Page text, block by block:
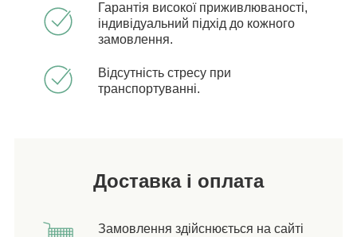
Гарантія високої приживлюваності,
індивідуальний підхід до кожного
замовлення.
Відсутність стресу при
транспортуванні.
Доставка і оплата
Замовлення здійснюється на сайті